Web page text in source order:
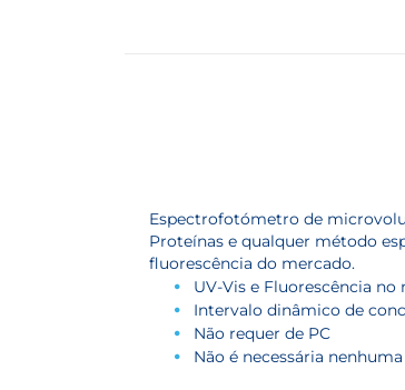
Espectrofotómetro de
Proteínas e qualquer método
fluorescência do mercado.
UV-Vis e Fluorescência
Intervalo dinâmico de
Não requer de PC
Não é necessária